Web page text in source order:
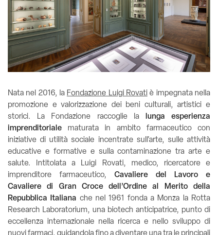
Nata nel 2016, la Fondazione Luigi Rovati è impegnata nella
promozione e valorizzazione dei beni culturali, artistici e
storici. La Fondazione raccoglie la lunga esperienza
imprenditoriale maturata in ambito farmaceutico con
iniziative di utilità sociale incentrate sull’arte, sulle attività
educative e formative e sulla contaminazione tra arte e
salute. Intitolata a Luigi Rovati, medico, ricercatore e
imprenditore farmaceutico, Cavaliere del Lavoro e
Cavaliere di Gran Croce dell’Ordine al Merito della
Repubblica Italiana che nel 1961 fonda a Monza la Rotta
Research Laboratorium, una biotech anticipatrice, punto di
eccellenza internazionale nella ricerca e nello sviluppo di